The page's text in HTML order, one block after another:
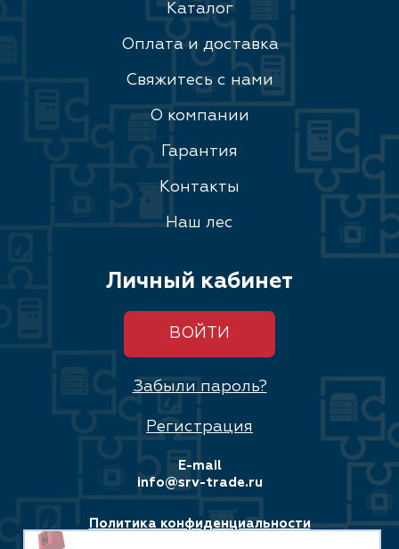
Каталог
Оплата и доставка
Свяжитесь с нами
О компании
Гарантия
Контакты
Наш лес
Личный кабинет
ВОЙТИ
Забыли пароль?
Регистрация
E-mail
info@srv-trade.ru
Политика конфиденциальности